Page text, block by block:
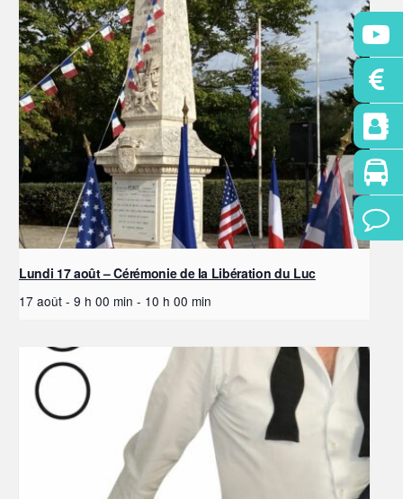
Lundi 17 août – Cérémonie de la Libération du Luc
17 août - 9 h 00 min - 10 h 00 min